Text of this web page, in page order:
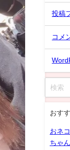
投稿
コメ
おす
おネ
ちゃ